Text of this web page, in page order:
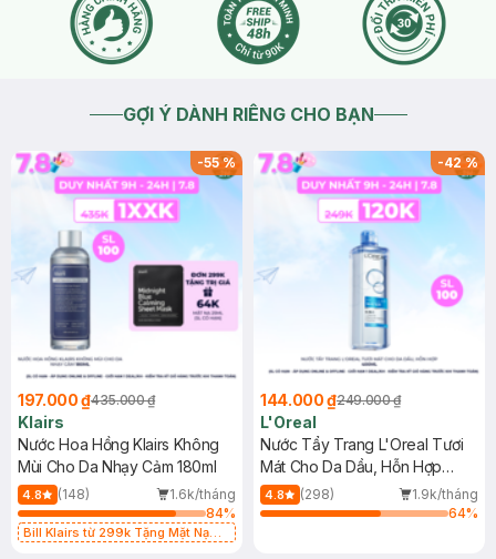
GỢI Ý DÀNH RIÊNG CHO BẠN
-55%
197.000 ₫435.000 ₫
Klairs
Nước Hoa Hồng Klairs Không
Mùi Cho Da Nhạy Cảm 180ml
4.8 (148)
1.6k/tháng
84%
Bill Klairs từ 299k Tặng Mặt Nạ
-42%
144.000 ₫249.000 ₫
L'Oreal
Nước Tẩy Trang L'Oreal Tươi
Mát Cho Da Dầu, Hỗn Hợp
400ml
4.8 (298)
1.9k/tháng
64%